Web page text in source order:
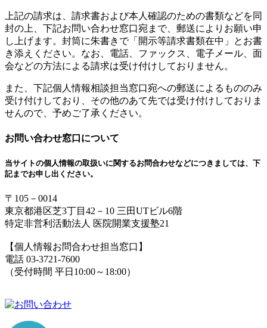
上記の請求は、請求書および本人確認のための書類などを同
封の上、下記お問い合わせ窓口宛まで、郵送によりお願い申
し上げます。封筒に朱書きで「開示等請求書類在中」とお書
き添えください。なお、電話、ファックス、電子メール、面
会などの方法による請求は受け付けしておりません。
また、下記個人情報相談担当窓口宛への郵送によるもののみ
受け付けしており、その他のあて先では受け付けしておりま
せんので、予めご了承ください。
お問い合わせ窓口について
当サイトの個人情報の取扱いに関するお問合わせなどにつきましては、下
記までお申し出ください。
〒105－0014
東京都港区芝3丁目42－10 三田UTビル6階
特定非営利活動法人 医院開業支援塾21
【個人情報お問合わせ担当窓口】
電話 03-3721-7600
（受付時間 平日10:00～18:00）